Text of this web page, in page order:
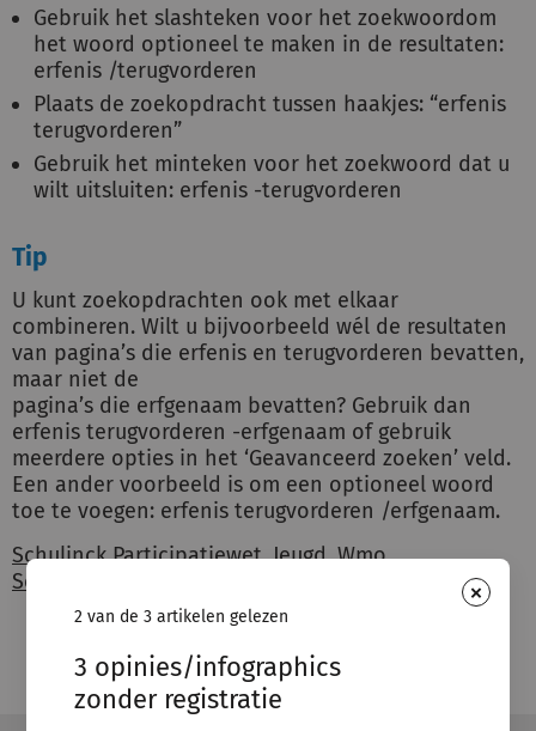
×
2 van de 3 artikelen gelezen
3 opinies/infographics
zonder registratie
Gebruik het slashteken voor het zoekwoordom
het woord optioneel te maken in de resultaten:
erfenis /terugvorderen
Plaats de zoekopdracht tussen haakjes: “erfenis
terugvorderen”
Gebruik het minteken voor het zoekwoord dat u
wilt uitsluiten: erfenis -terugvorderen
Tip
U kunt zoekopdrachten ook met elkaar
combineren. Wilt u bijvoorbeeld wél de resultaten
van pagina’s die erfenis en terugvorderen bevatten,
maar niet de
pagina’s die erfgenaam bevatten? Gebruik dan
erfenis terugvorderen -erfgenaam of gebruik
meerdere opties in het ‘Geavanceerd zoeken’ veld.
Een ander voorbeeld is om een optioneel woord
toe te voegen: erfenis terugvorderen /erfgenaam.
Schulinck Participatiewet,Jeugd,Wmo,
Schuldhulpverlening
Omgevingsrecht